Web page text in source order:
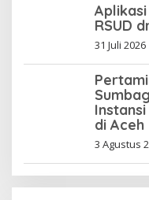
RSUD
31 Juli 2026
di Aceh
3 Agustus